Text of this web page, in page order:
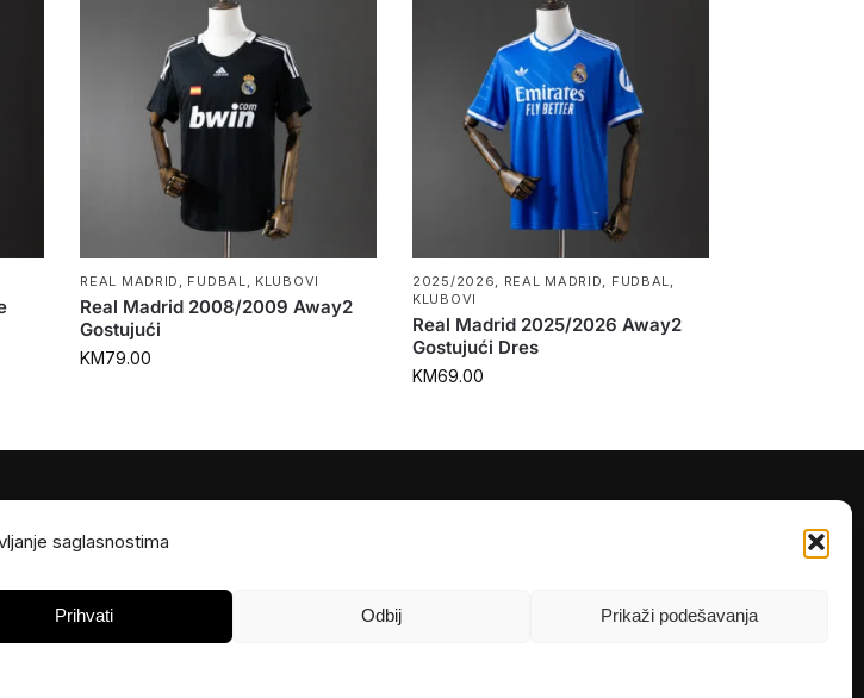
saglasnostima
Prihvati Odbij Prikaži podešavanja
REAL MADRID FUDBAL KLUBOVI
Real Madrid 2008/2009 Away2
Gostujući
KM79.00
2025/2026 REAL MADRID FUDBAL
KLUBOVI
Real Madrid 2025/2026 Away2
Gostujući Dres
KM69.00
POMOĆ
Politika privatnosti